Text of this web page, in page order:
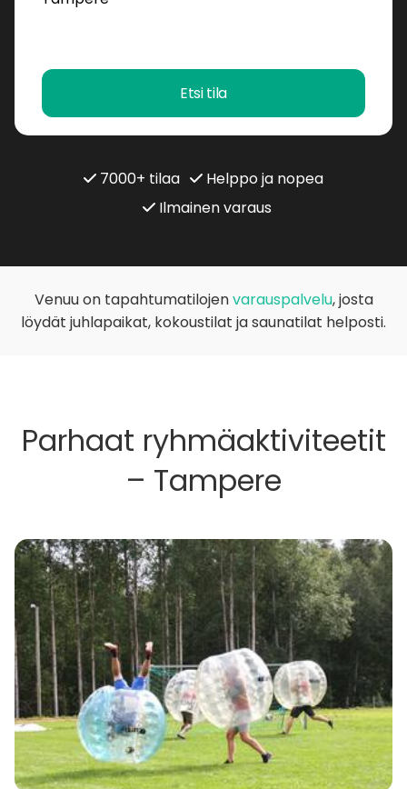
Etsi tila
7000+ tilaa
Helppo ja nopea
Ilmainen varaus
Venuu on tapahtumatilojenvarauspalvelu, josta
löydät juhlapaikat, kokoustilat ja saunatilat helposti.
Parhaat ryhmäaktiviteetit
– Tampere